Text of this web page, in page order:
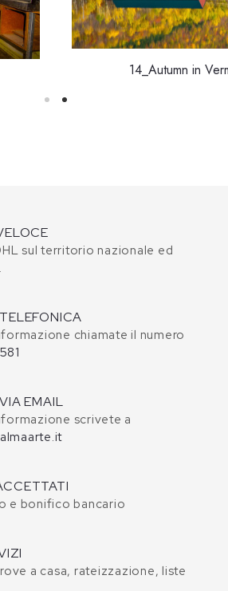
14_Autumn in
sul territorio nazionale ed
chiamate il numero
EMAIL
scrivete a
e bonifico bancario
a casa, rateizzazione, liste